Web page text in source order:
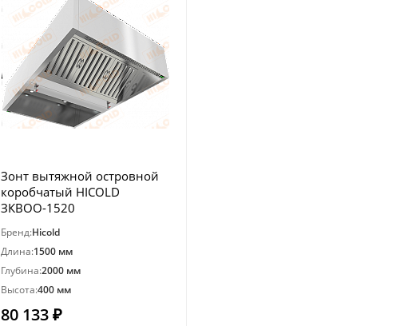
Зонт вытяжной островной
коробчатый HICOLD
ЗКВОО-1520
Бренд:Hicold
Длина:1500 мм
Глубина:2000 мм
Высота:400 мм
80 133 ₽